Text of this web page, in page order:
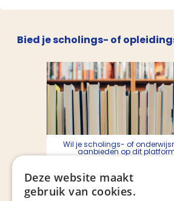
Bied je scholings- of
Wil je scholings- of
aanbieden op dit
onderstaande button dien je
bij de Screeningscommissie
palliatieve zorg. De commissie
het aangeboden materiaal
en kwaliteit. Binnen tien
of het materiaal in de
Deze website maakt
gebruik van cookies.